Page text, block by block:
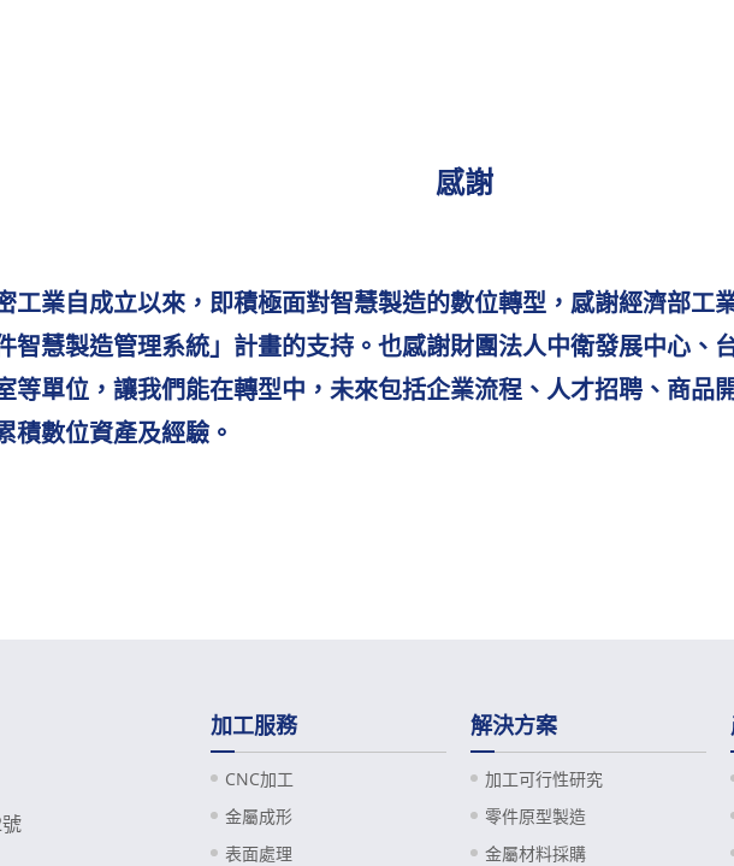
感謝
工業自成立以來，即積極面對智慧製造的數位轉型，感謝經濟部工
智慧製造管理系統」計畫的支持。也感謝財團法人中衛發展中心、
等單位，讓我們能在轉型中，未來包括企業流程、人才招聘、商品
積數位資產及經驗。
加工服務
CNC加工
金屬成形
表面處理
解決方案
加工可行性研究
零件原型製造
金屬材料採購